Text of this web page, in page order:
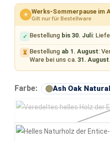
☀ Werks-Sommerpause im
Gilt nur für Bestellware
✓ Bestellung bis 30. Juli:
⏳ Bestellung ab 1. August:
Ware bei uns ca.31. August.
Farbe: Ash Oak Natural